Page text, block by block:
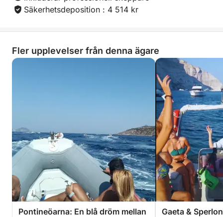
Säkerhetsdeposition : 4 514 kr
Fler upplevelser från denna ägare
Pontineöarna: En blå dröm mellan
Gaeta &